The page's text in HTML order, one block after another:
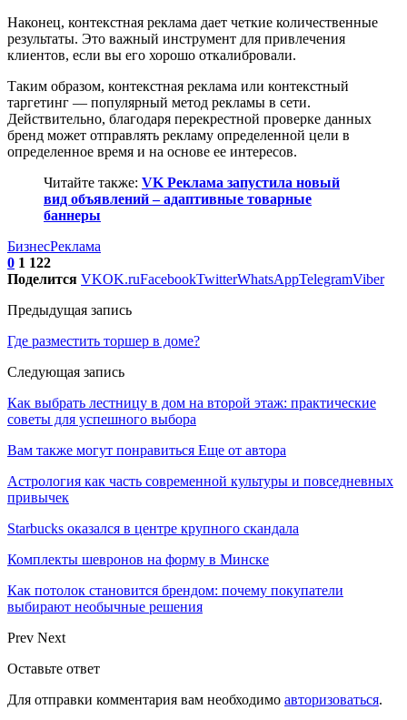
Наконец, контекстная реклама дает четкие количественные
результаты. Это важный инструмент для привлечения
клиентов, если вы его хорошо откалибровали.
Таким образом, контекстная реклама или контекстный
таргетинг — популярный метод рекламы в сети.
Действительно, благодаря перекрестной проверке данных
бренд может отправлять рекламу определенной цели в
определенное время и на основе ее интересов.
Читайте также: VK Реклама запустила новый
вид объявлений – адаптивные товарные
баннеры
БизнесРеклама
0 1 122
Поделится VKOK.ruFacebookTwitterWhatsAppTelegramViber
Предыдущая запись
Где разместить торшер в доме?
Следующая запись
Как выбрать лестницу в дом на второй этаж: практические
советы для успешного выбора
Вам также могут понравиться Еще от автора
Астрология как часть современной культуры и повседневных
привычек
Starbucks оказался в центре крупного скандала
Комплекты шевронов на форму в Минске
Как потолок становится брендом: почему покупатели
выбирают необычные решения
Prev Next
Оставьте ответ
Для отправки комментария вам необходимо авторизоваться.